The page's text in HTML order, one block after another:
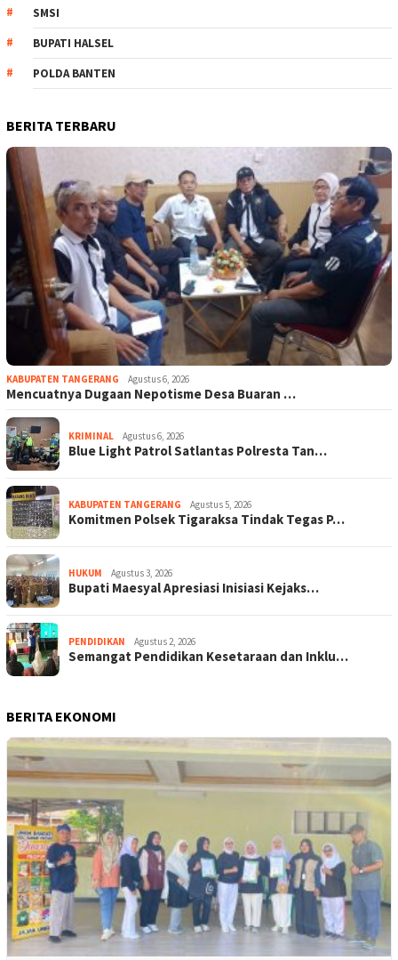
SMSI
BUPATI HALSEL
POLDA BANTEN
BERITA TERBARU
KABUPATEN TANGERANG Agustus 6, 2026
Mencuatnya Dugaan Nepotisme Desa Buaran …
KRIMINAL Agustus 6, 2026
Blue Light Patrol Satlantas Polresta Tan…
KABUPATEN TANGERANG Agustus 5, 2026
Komitmen Polsek Tigaraksa Tindak Tegas P…
HUKUM Agustus 3, 2026
Bupati Maesyal Apresiasi Inisiasi Kejaks…
PENDIDIKAN Agustus 2, 2026
Semangat Pendidikan Kesetaraan dan Inklu…
BERITA EKONOMI